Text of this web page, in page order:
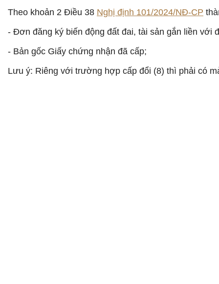
Theo khoản 2 Điều 38 Nghị định 101/2024/NĐ-CP
- Đơn đăng ký biến động đất đai, tài sản gắn liền với
- Bản gốc Giấy chứng nhận đã cấp;
Lưu ý: Riêng với trường hợp cấp đổi (8) thì phải có